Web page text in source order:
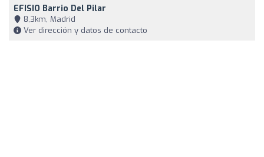
EFISIO Barrio Del Pilar
8,3km, Madrid
Ver dirección y datos de contacto